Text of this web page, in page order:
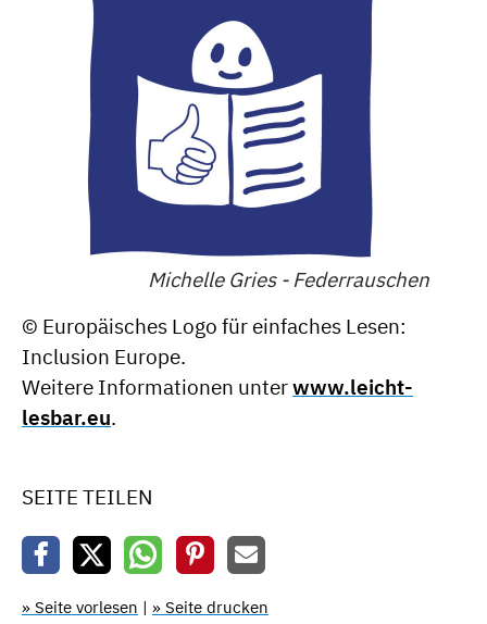
Michelle Gries - Federrauschen
© Europäisches Logo für einfaches Lesen:
Inclusion Europe.
Weitere Informationen unterwww.leicht-
lesbar.eu.
SEITE TEILEN
» Seite vorlesen | » Seite drucken